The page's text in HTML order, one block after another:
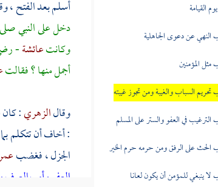
القيامة
النهي عن دعوى الجاهلية
مثل المؤمنين
تحريم السباب والغيبة ومن تجوز غيبته
الترغيب في العفو والستر على المسلم
الحث على الرفق ومن حرمه حرم الخير
لا ينبغي للمؤمن أن يكون لعانا
أسلم بعد الفتح ،
دخل على النبي
وكانتعائشة-
أجمل منها ؟ فقالت
وقالالزهري: كان
: أخاف أن تتكلم
الجزل ، فغضب
العفو وأمر